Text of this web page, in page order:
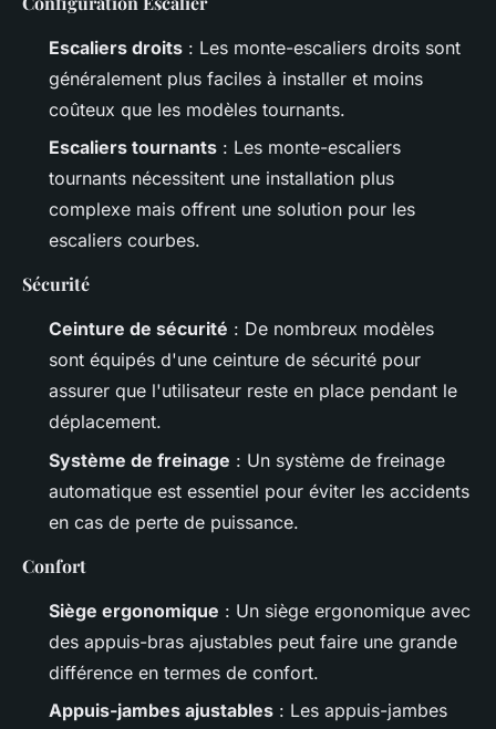
Escaliers droits : Les monte-escaliers droits sont
généralement plus faciles à installer et moins
coûteux que les modèles tournants.
Escaliers tournants : Les monte-escaliers
tournants nécessitent une installation plus
complexe mais offrent une solution pour les
escaliers courbes.
Sécurité
Ceinture de sécurité : De nombreux modèles
sont équipés d'une ceinture de sécurité pour
assurer que l'utilisateur reste en place pendant le
déplacement.
Système de freinage : Un système de freinage
automatique est essentiel pour éviter les accidents
en cas de perte de puissance.
Confort
Siège ergonomique : Un siège ergonomique avec
des appuis-bras ajustables peut faire une grande
différence en termes de confort.
Appuis-jambes ajustables : Les appuis-jambes